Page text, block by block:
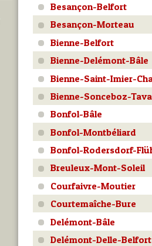
Besançon-Belfort
Besançon-Morteau
Bienne-Belfort
Bienne-Delémont-Bâle
Bienne-Saint-Imier-
Bienne-Sonceboz-
Bonfol-Bâle
Bonfol-Montbéliard
Bonfol-Rodersdorf-
Breuleux-Mont-Soleil
Courfaivre-Moutier
Courtemaîche-Bure
Delémont-Bâle
Delémont-Delle-Belfort